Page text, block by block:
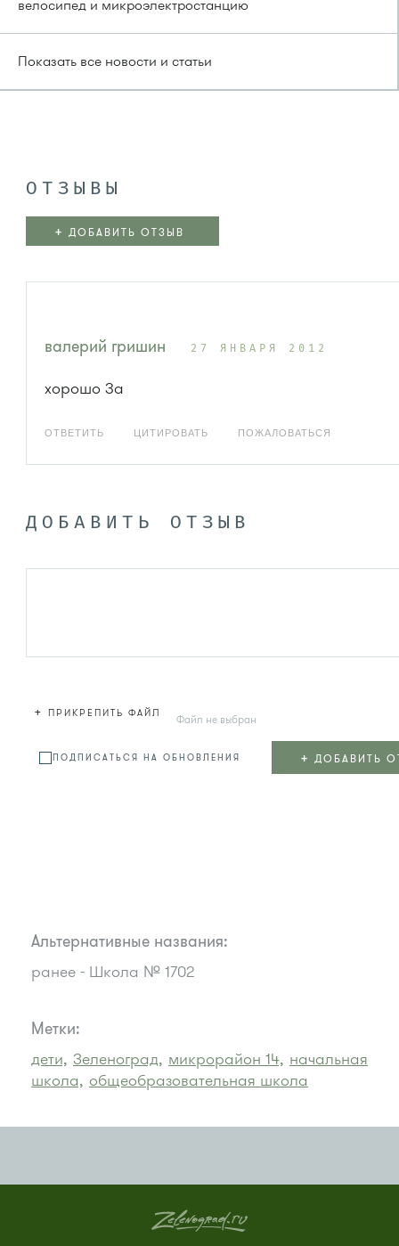
велосипед и микроэлектростанцию
Показать все новости и статьи
ОТЗЫВЫ
+ ДОБАВИТЬ ОТЗЫВ
валерий гришин 27 ЯНВАРЯ 2012
хорошо 3а
ОТВЕТИТЬ ЦИТИРОВАТЬ ПОЖАЛОВАТЬСЯ
ДОБАВИТЬ ОТЗЫВ
+ ПРИКРЕПИТЬ ФАЙЛ Файл не выбран
ПОДПИСАТЬСЯ НА ОБНОВЛЕНИЯ + ДОБАВИТЬ
Альтернативные названия:
ранее - Школа № 1702
Метки:
дети, Зеленоград, микрорайон 14, начальная
школа, общеобразовательная школа